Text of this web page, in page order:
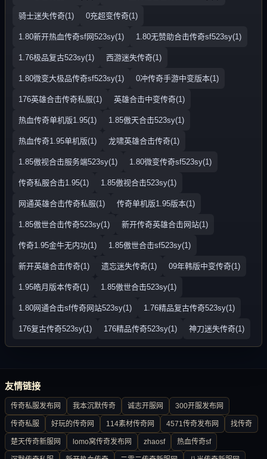
骑士迷失传奇(1) 0充超变传奇(1)
1.80新开热血传奇sf网523sy(1) 1.80无赞助合击传奇sf523sy(1)
1.76极品复古523sy(1) 西游迷失传奇(1)
1.80微变大极品传奇sf523sy(1) 0冲传奇手游中变版本(1)
176英雄合击传奇私服(1) 英雄合击中变传奇(1)
热血传奇单机版1.95(1) 1.85傲天合击523sy(1)
热血传奇1.95单机版(1) 龙啸英雄合击传奇(1)
1.85傲视合击服务端523sy(1) 1.80微变传奇sf523sy(1)
传奇私服合击1.95(1) 1.85傲视合击523sy(1)
网通英雄合击传奇私服(1) 传奇单机版1.95版本(1)
1.85傲世合击传奇523sy(1) 新开传奇英雄合击网站(1)
传奇1.95金牛无内功(1) 1.85傲世合击sf523sy(1)
新开英雄合击传奇(1) 遗忘迷失传奇(1) 09年韩版中变传奇(1)
1.95皓月版本传奇(1) 1.85傲世合击523sy(1)
1.80网通合击sf传奇网站523sy(1) 1.76精品复古传奇523sy(1)
176复古传奇523sy(1) 176精品传奇523sy(1) 神刀迷失传奇(1)
友情链接
传奇私服发布网 我本沉默传奇 诚志开服网 300开服发布网
传奇私服 好玩的传奇网 114素材传奇网 4571传奇发布网 找传奇
楚天传奇新服网 lomo窝传奇发布网 zhaosf 热血传奇sf